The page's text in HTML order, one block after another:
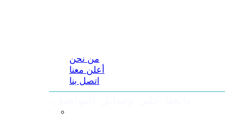
من نحن
أعلن معنا
اتصل بنا